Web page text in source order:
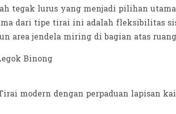
tegak lurus yang menjadi pilihan
dari tipe tirai ini adalah fleksibilitas
area jendela miring di bagian atas
modern dengan perpaduan lapisan